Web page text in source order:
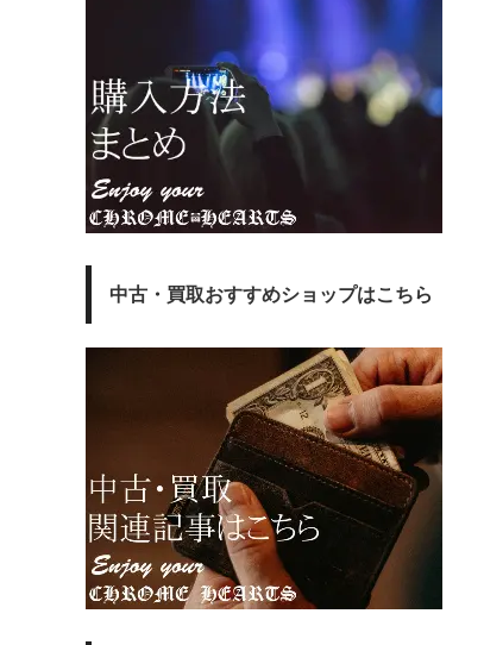
中古・買取おすすめショップはこちら